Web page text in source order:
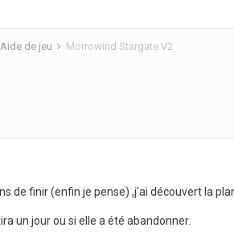
de jeu Morrowind Stargate V2
de finir (enfin je pense) ,j'ai découvert la
un jour ou si elle a été abandonner.